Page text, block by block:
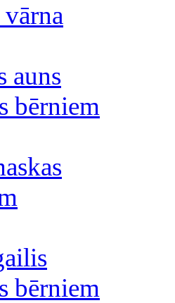
auns
bērniem
bērniem